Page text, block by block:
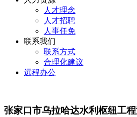
人才理念
人才招聘
人事任免
联系我们
联系方式
合理化建议
远程办公
张家口市乌拉哈达水利枢纽工